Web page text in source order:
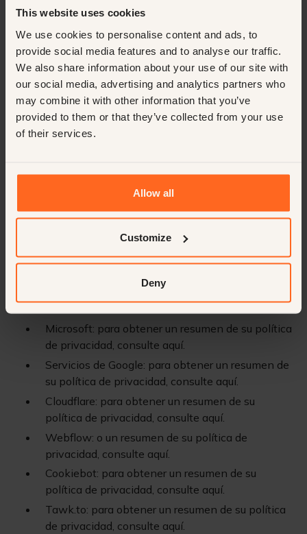
This website uses cookies
We use cookies to personalise content and ads, to
provide social media features and to analyse our traffic.
We also share information about your use of our site with
our social media, advertising and analytics partners who
may combine it with other information that you’ve
provided to them or that they’ve collected from your use
of their services.
Allow all
Customize
Deny
personales se seleccionan cuidadosamente y solo
refiere principalmente a las situaciones necesarias para
llevar a cabo nuestras actividades comerciales y
garantizar una prestación de servicios de alta calidad.
Subprocesadores
subprocesadores. Estas partes han sido cuidadosamente
seleccionadas y cumplen con nuestros estrictos
obtener más información sobre cómo estos
subprocesadores manejan sus datos personales,
consulte sus respectivos documentos de política de
privacidad.
Microsoft: para obtener un resumen de su política
de privacidad, consulte aquí.
Servicios de Google: para obtener un resumen de
su política de privacidad, consulte aquí.
Cloudflare: para obtener un resumen de su
política de privacidad, consulte aquí.
Webflow: o un resumen de su política de
privacidad, consulte aquí.
Cookiebot: para obtener un resumen de su
política de privacidad, consulte aquí.
Tawk.to: para obtener un resumen de su política
de privacidad, consulte aquí.